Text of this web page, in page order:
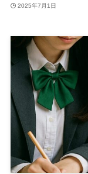
2025年7月1日